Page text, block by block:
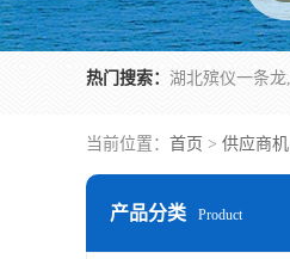
热门搜索：
当前位置： 首页 > 供应商机
产品分类 Product